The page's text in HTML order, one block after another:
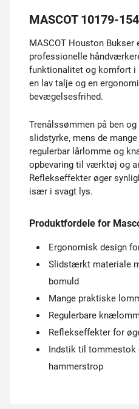
MASCOT 10179-
MASCOT Houston Bukser
professionelle
funktionalitet og komfort i
en lav talje og en
bevægelsesfrihed.
Trenålssømmen på ben
slidstyrke, mens de
regulerbar lårlomme og
opbevaring til værktøj og
Reflekseffekter øger
især i svagt lys.
Produktfordele for
Ergonomisk design
Slidstærkt materiale
bomuld
Mange praktiske
Regulerbare
Reflekseffekter for
Indstik til tommestok
hammerstrop